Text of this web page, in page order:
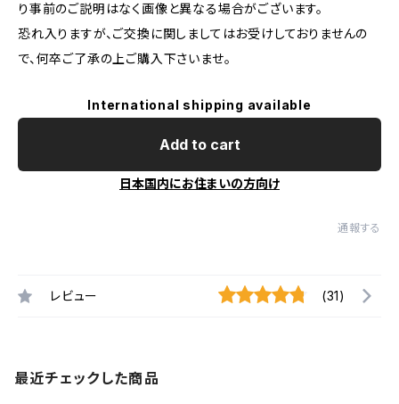
り事前のご説明はなく画像と異なる場合がございます。
恐れ入りますが、ご交換に関しましてはお受けしておりませんの
で、何卒ご了承の上ご購入下さいませ。
International shipping available
Add to cart
日本国内にお住まいの方向け
通報する
レビュー (31)
最近チェックした商品